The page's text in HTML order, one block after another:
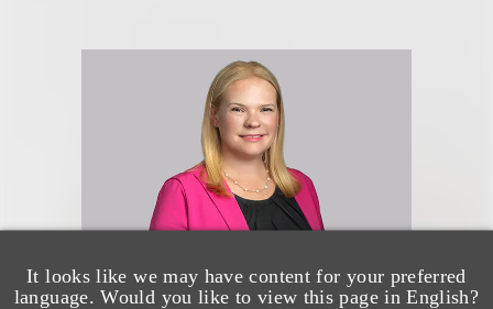
It looks like we may have content for your preferred
language. Would you like to view this page in English?